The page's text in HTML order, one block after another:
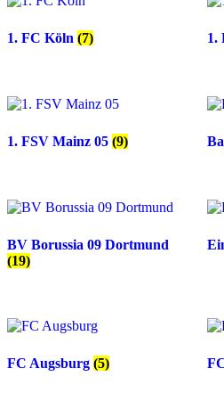
1. FC Köln (7) 1.
1. FSV Mainz 05 (9)
BV Borussia 09 Dortmund
(19)
FC Augsburg (5)